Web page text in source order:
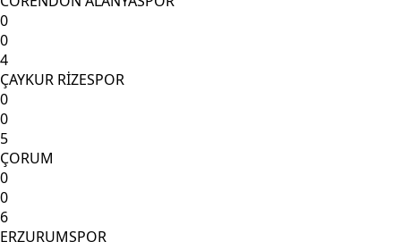
0
0
4
ÇAYKUR RİZESPOR
0
0
5
ÇORUM
0
0
6
ERZURUMSPOR